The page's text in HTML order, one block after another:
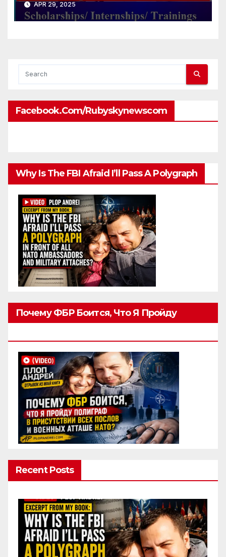
2025 (Fully-funded to
#Munich, #Germany)
APR 29, 2025
Facebook.com/rubyskynewscom
Why Is The FBI Afraid I’ll Pass A Polygraph
Почему ФБР Боится, Что Я Пройду
Recent Posts